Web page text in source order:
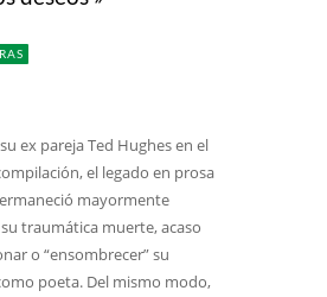
ex pareja Ted Hughes en el
el legado en prosa
mayormente
traumática muerte, acaso
o “ensombrecer” su
poeta. Del mismo modo,